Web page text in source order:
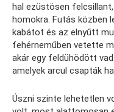
hal ezüstösen
homokra. Futás közben
kabátot és az elnyűtt
fehérneműben vetette
akár egy feldühödött
amelyek arcul csapták
Úszni szinte lehetetlen